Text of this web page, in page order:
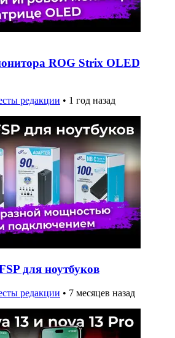
ROG Strix OLED
редакции • 1 год назад
для ноутбуков
редакции • 7 месяцев назад